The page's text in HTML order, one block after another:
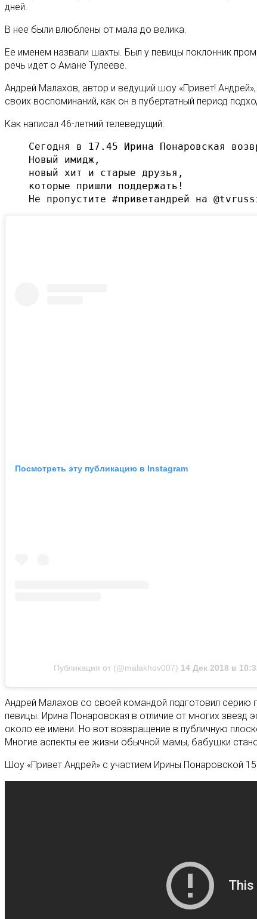
дней.
В нее были влюблены от мала до велика.
Ее именем назвали шахты. Был у певицы поклонник
речь идет о Амане Тулееве.
Андрей Малахов, автор и ведущий шоу «Привет!
своих воспоминаний, как он в пубертатный период
Как написал 46-летний телеведущий:
Сегодня в 17.45 Ирина Понаровская
Новый имидж,
новый хит и старые друзья,
которые пришли поддержать!
Не пропустите #приветандрей на
Посмотреть эту публикацию в Instagram
Публикация от (@malakhov007) 14 Дек 2018 в
Андрей Малахов со своей командой подготовил серию
певицы. Ирина Понаровская в отличие от многих звезд
около ее имени. Но вот возвращение в публичную
Многие аспекты ее жизни обычной мамы, бабушки
Шоу «Привет Андрей» с участием Ирины Понаровской